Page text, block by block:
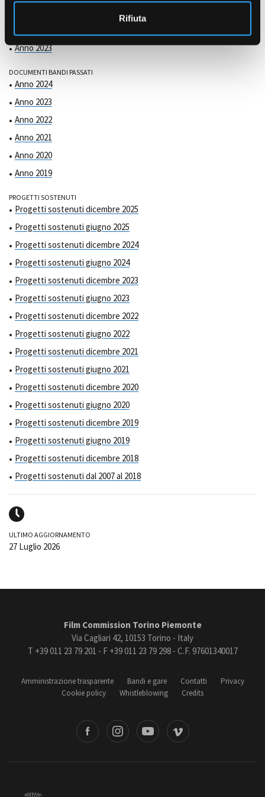
Rifiuta
Anno 2023
DOCUMENTI BANDI PASSATI
Anno 2024
Anno 2023
Anno 2022
Anno 2021
Anno 2020
Anno 2019
PROGETTI SOSTENUTI
Progetti sostenuti dicembre 2025
Progetti sostenuti giugno 2025
Progetti sostenuti dicembre 2024
Progetti sostenuti giugno 2024
Progetti sostenuti dicembre 2023
Progetti sostenuti giugno 2023
Progetti sostenuti dicembre 2022
Progetti sostenuti giugno 2022
Progetti sostenuti dicembre 2021
Progetti sostenuti giugno 2021
Progetti sostenuti dicembre 2020
Progetti sostenuti giugno 2020
Progetti sostenuti dicembre 2019
Progetti sostenuti giugno 2019
Progetti sostenuti dicembre 2018
Progetti sostenuti dal 2007 al 2018
ULTIMO AGGIORNAMENTO
27 Luglio 2026
Film Commission Torino Piemonte
Via Cagliari 42, 10153 Torino - Italy
T +39 011 23 79 201 - F +39 011 23 79 298 - C.F. 97601340017
Amministrazione trasparente Bandi e gare Contatti
Privacy
Cookie policy
Whistleblowing Credits
Vimeo